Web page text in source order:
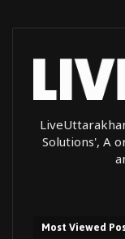
Solutions', A
Most Viewed